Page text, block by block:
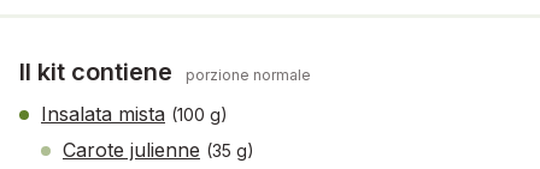
Il kit contiene porzione normale
Insalata mista (100 g)
Carote julienne (35 g)